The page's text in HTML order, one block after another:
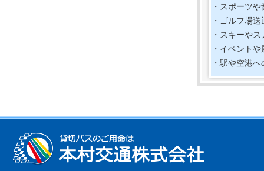
・スポーツ
・ゴルフ場
・スキーや
・イベント
・駅や空港